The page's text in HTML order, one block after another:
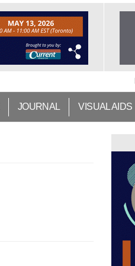
JOURNAL VISUAL AIDS